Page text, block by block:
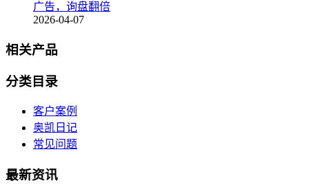
广告，询盘翻倍
2026-04-07
相关产品
分类目录
客户案例
奥凯日记
常见问题
最新资讯